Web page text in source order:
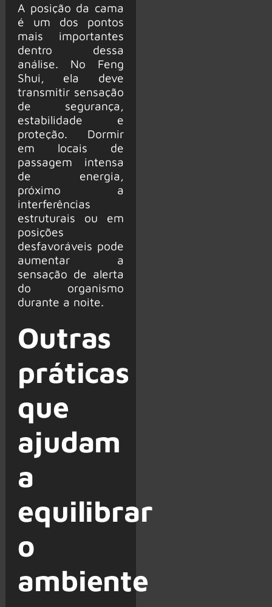
A posição da cama
é um dos pontos
mais importantes
dentro dessa
análise. No Feng
Shui, ela deve
transmitir sensação
de segurança,
estabilidade e
proteção. Dormir
em locais de
passagem intensa
de energia,
próximo a
interferências
estruturais ou em
posições
desfavoráveis pode
aumentar a
sensação de alerta
do organismo
durante a noite.
Outras
práticas
que
ajudam
a
equilibrar
o
ambiente